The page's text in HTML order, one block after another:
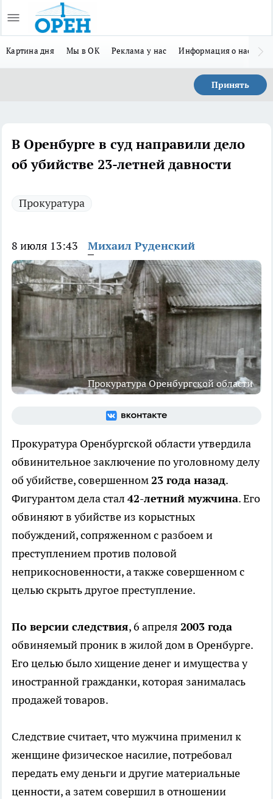
Картина дня Мы в ОК Реклама у нас Информация о нас
Принять
В Оренбурге в суд направили дело
об убийстве 23-летней давности
Прокуратура
8 июля 13:43 Михаил Руденский
Прокуратура Оренбургской области
Прокуратура Оренбургской области утвердила
обвинительное заключение по уголовному делу
об убийстве, совершенном23 года назад.
Фигурантом дела стал 42-летний мужчина. Его
обвиняют в убийстве из корыстных
побуждений, сопряженном с разбоем и
преступлением против половой
неприкосновенности, а также совершенном с
целью скрыть другое преступление.
По версии следствия, 6 апреля 2003 года
обвиняемый проник в жилой дом в Оренбурге.
Его целью было хищение денег и имущества у
иностранной гражданки, которая занималась
продажей товаров.
Следствие считает, что мужчина применил к
женщине физическое насилие, потребовал
передать ему деньги и другие материальные
ценности, а затем совершил в отношении